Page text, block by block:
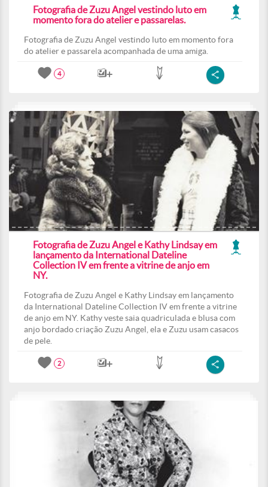
Fotografia de Zuzu Angel vestindo luto em
momento fora do atelier e passarelas.
Fotografia de Zuzu Angel vestindo luto em momento fora
do atelier e passarela acompanhada de uma amiga.
4
Fotografia de Zuzu Angel e Kathy Lindsay em
lançamento da International Dateline
Collection IV em frente a vitrine de anjo em
NY.
Fotografia de Zuzu Angel e Kathy Lindsay em lançamento
da International Dateline Collection IV em frente a vitrine
de anjo em NY. Kathy veste saia quadriculada e blusa com
anjo bordado criação Zuzu Angel, ela e Zuzu usam casacos
de pele.
2